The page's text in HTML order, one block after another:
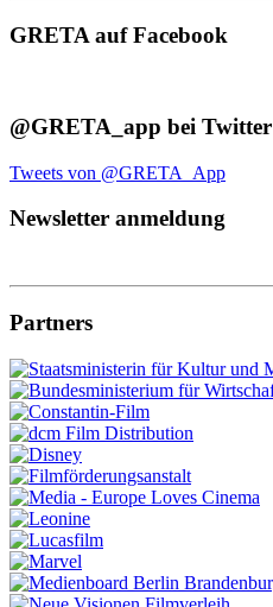
GRETA auf Facebook
@GRETA_app bei Twitter
Tweets von @GRETA_App
Newsletter anmeldung
Partners